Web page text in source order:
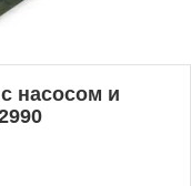
насосом и